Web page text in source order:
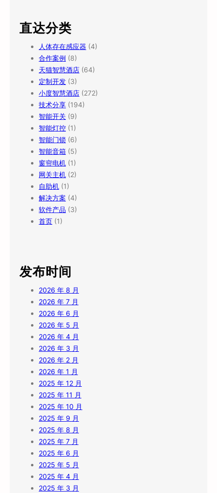
直达分类
人体存在感应器 (4)
合作案例 (8)
天猫智慧酒店 (64)
定制开发 (3)
小度智慧酒店 (272)
技术分享 (194)
智能开关 (9)
智能灯控 (1)
智能门锁 (6)
智能音箱 (5)
窗帘电机 (1)
网关主机 (2)
自助机 (1)
解决方案 (4)
软件产品 (3)
首页 (1)
发布时间
2026 年 8 月
2026 年 7 月
2026 年 6 月
2026 年 5 月
2026 年 4 月
2026 年 3 月
2026 年 2 月
2026 年 1 月
2025 年 12 月
2025 年 11 月
2025 年 10 月
2025 年 9 月
2025 年 8 月
2025 年 7 月
2025 年 6 月
2025 年 5 月
2025 年 4 月
2025 年 3 月